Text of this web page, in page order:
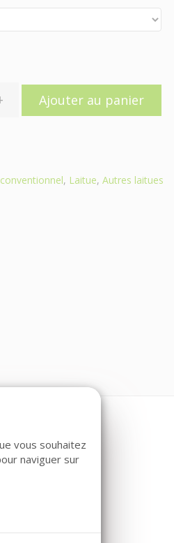
Ajouter au panier
, Laitue, Autres laitues
vous souhaitez
naviguer sur